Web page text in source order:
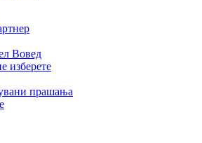
Вовед
изберете
прашања